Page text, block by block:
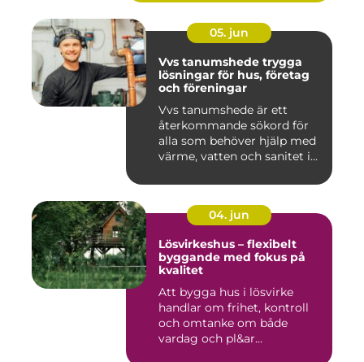
05. jun
Vvs tanumshede trygga
lösningar för hus, företag
och föreningar
Vvs tanumshede är ett
återkommande sökord för
alla som behöver hjälp med
värme, vatten och sanitet i...
04. jun
Lösvirkeshus – flexibelt
byggande med fokus på
kvalitet
Att bygga hus i lösvirke
handlar om frihet, kontroll
och omtanke om både
vardag och pl&ar...